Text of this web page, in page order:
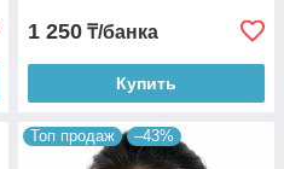
1 250 ₸/банка
Купить
Топ продаж –43%